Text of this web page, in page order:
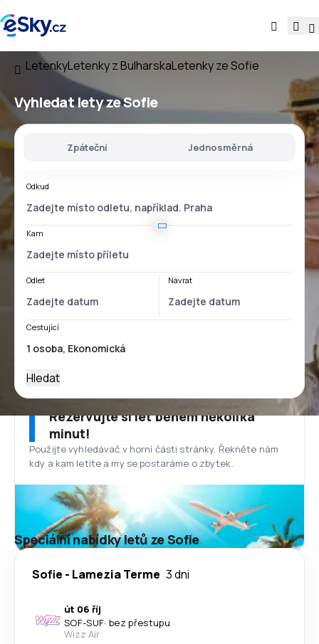
LetenkyLetenky z BulharskaLetenky ze Sofie
Vyhledat letyze Sofie
Zpáteční Jednosměrná
Odkud
Kam
Odlet Návrat
Cestující
Hledat
Rezervujte si let během několika
minut!
Použijte vyhledávač v horní části stránky. Řekněte nám
kdy a kam letíte a my se postaráme o zbytek.
Speciální nabídky letů ze Sofie
Sofie - Lamezia Terme 3 dni
út 06 říj
SOF-SUF· bez přestupu
Wizz Air